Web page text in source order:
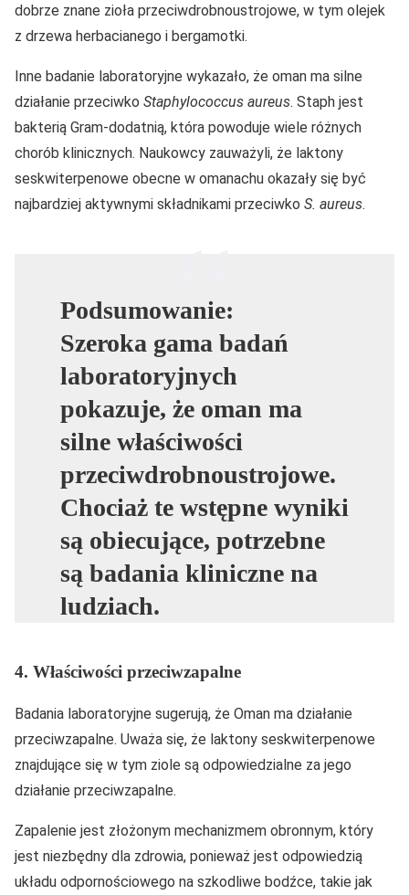
dobrze znane zioła przeciwdrobnoustrojowe, w tym olejek
z drzewa herbacianego i bergamotki.
Inne badanie laboratoryjne wykazało, że oman ma silne
działanie przeciwko Staphylococcus aureus. Staph jest
bakterią Gram-dodatnią, która powoduje wiele różnych
chorób klinicznych. Naukowcy zauważyli, że laktony
seskwiterpenowe obecne w omanachu okazały się być
najbardziej aktywnymi składnikami przeciwko S. aureus.
Podsumowanie:
Szeroka gama badań
laboratoryjnych
pokazuje, że oman ma
silne właściwości
przeciwdrobnoustrojowe.
Chociaż te wstępne wyniki
są obiecujące, potrzebne
są badania kliniczne na
ludziach.
4. Właściwości przeciwzapalne
Badania laboratoryjne sugerują, że Oman ma działanie
przeciwzapalne. Uważa się, że laktony seskwiterpenowe
znajdujące się w tym ziole są odpowiedzialne za jego
działanie przeciwzapalne.
Zapalenie jest złożonym mechanizmem obronnym, który
jest niezbędny dla zdrowia, ponieważ jest odpowiedzią
układu odpornościowego na szkodliwe bodźce, takie jak